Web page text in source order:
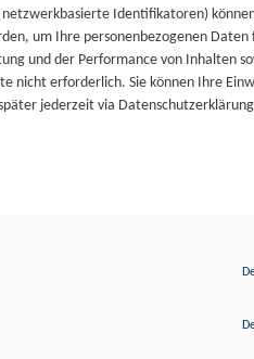
Identifikatoren)
um Ihre personenbezogenen Daten
und der Performance von Inhalten
nicht erforderlich. Sie können Ihre
jederzeit via